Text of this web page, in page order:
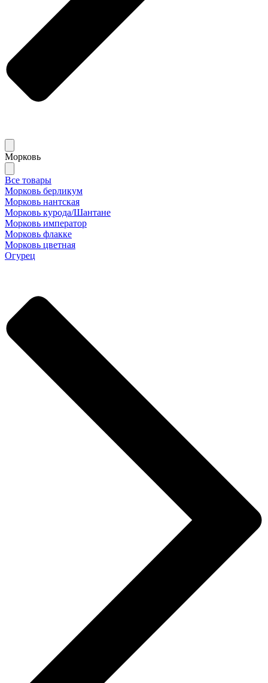
Морковь
Все товары
Морковь берликум
Морковь нантская
Морковь курода/Шантане
Морковь император
Морковь флакке
Морковь цветная
Огурец